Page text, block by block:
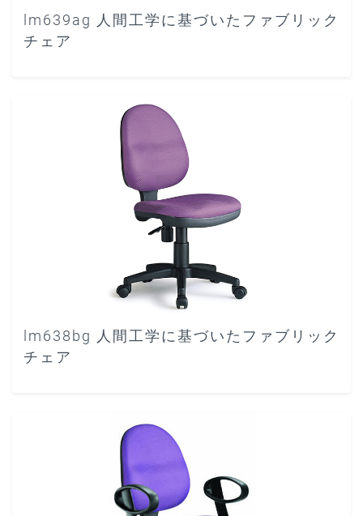
lm639ag 人間工学に基づいたファブリック
チェア
lm638bg 人間工学に基づいたファブリック
チェア